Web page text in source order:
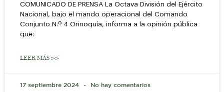
COMUNICADO DE PRENSA La Octava División del Ejército
Nacional, bajo el mando operacional del Comando
Conjunto N.º 4 Orinoquía, informa a la opinión pública
que:
LEER MÁS >>
17 septiembre 2024 No hay comentarios